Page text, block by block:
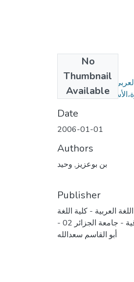
No
Thumbnail
Available
المعاصر_مفهوم-
Date
2006-01-01
Authors
بن بوعزيز, وحيد
Publisher
العربية - كلية اللغة
العربية و آدابها و اللغات الشرقية - جامعة الجزائر 02 -
أبو القاسم سعدالله